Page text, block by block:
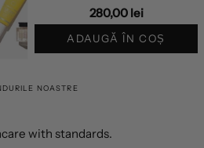
280,00 lei
ADAUGĂ ÎN COȘ
NOASTRE
with standards.